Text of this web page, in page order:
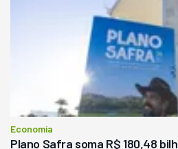
Economia
Plano Safra soma R$ 180,48